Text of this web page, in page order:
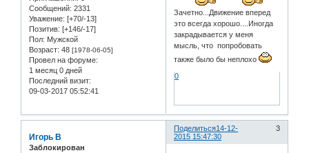
Сообщений: 2331
Уважение: [+70/-13]
Позитив: [+146/-17]
Пол: Мужской
Возраст: 48 [1978-06-05]
Провел на форуме:
1 месяц 0 дней
Последний визит:
09-03-2017 05:52:41
Зачетно...Движение вперед
это всегда хорошо....Иногда
закрадывается у меня
мысль, что попробовать
также было бы неплохо
0
Поделиться 3
14-12-
2015 15:47:30
Игорь В
Заблокирован